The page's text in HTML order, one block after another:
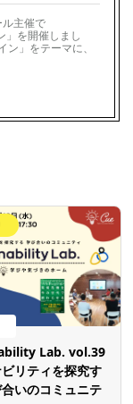
主催で
」を開催しまし
」をテーマに、
Lab. vol.39
リティを探究す
いのコミュニテ